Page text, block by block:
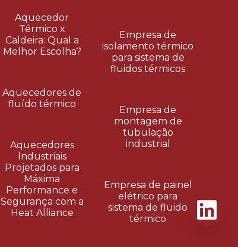
Aquecedor
Térmico x
Caldeira: Qual a
Melhor Escolha?
Aquecedores de
fluído térmico
Aquecedores
Industriais
Projetados para
Máxima
Performance e
Segurança com a
Heat Alliance
Empresa de
isolamento térmico
para sistema de
fluidos térmicos
Empresa de
montagem de
tubulação
industrial
Empresa de painel
elétrico para
sistema de fluido
térmico